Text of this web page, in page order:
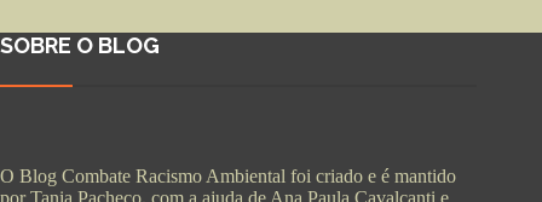
SOBRE O BLOG
O Blog Combate Racismo Ambiental foi criado e é mantido